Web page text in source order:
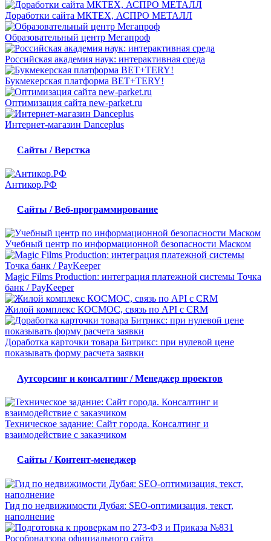
Доработки сайта МКТЕХ, АСПРО МЕТАЛЛ
Образовательный центр Мегапроф
Российская академия наук: интерактивная среда
Букмекерская платформа BET+TERY!
Оптимизация сайта new-parket.ru
Интернет-магазин Danceplus
Сайты / Верстка
Антикор.РФ
Сайты / Веб-программирование
Учебный центр по информационной безопасности Маском
Magic Films Production: интеграция платежной системы Точка
банк / PayKeeper
Жилой комплекс КОСМОС, связь по API с CRM
Доработка карточки товара Битрикс: при нулевой цене
показывать форму расчета заявки
Аутсорсинг и консалтинг / Менеджер проектов
Техническое задание: Сайт города. Консалтинг и
взаимодействие с заказчиком
Сайты / Контент-менеджер
Гид по недвижимости Дубая: SЕО-оптимизация, текст,
наполнение